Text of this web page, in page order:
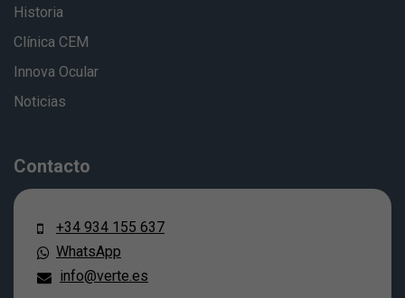
Historia
Clínica CEM
Innova Ocular
Noticias
Contacto
+34 934 155 637
WhatsApp
info@verte.es